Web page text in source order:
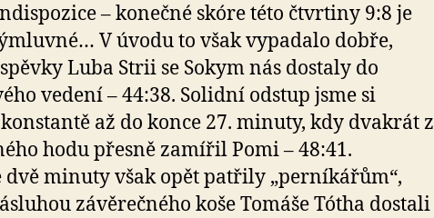
– konečné skóre této čtvrtiny 9:8 je
V úvodu to však vypadalo dobře,
Luba Strii se Sokym nás dostaly do
vedení – 44:38. Solidní odstup jsme si
až do konce 27. minuty, kdy dvakrát z
hodu přesně zamířil Pomi – 48:41.
dvě minuty však opět patřily „perníkářům“,
závěrečného koše Tomáše Tótha dostali